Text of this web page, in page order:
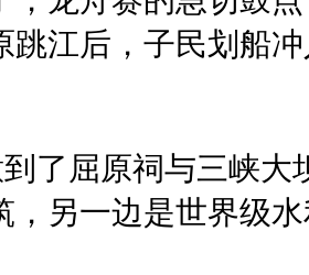
江后，子民划船冲
了屈原祠与三峡
，另一边是世界级